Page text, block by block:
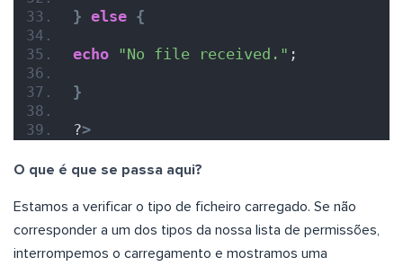
} else {
echo "No file received." ;
}
?>
O que é que se passa aqui?
Estamos a verificar o tipo de ficheiro carregado. Se não
corresponder a um dos tipos da nossa lista de permissões,
interrompemos o carregamento e mostramos uma